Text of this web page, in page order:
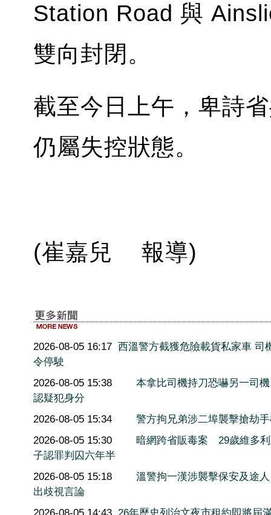
Station Road 與
雙向封閉。
截至今日上午，卑詩
仍屬失控狀態。
(崔嘉兒 報導)
2026-08-05 16:17 西溫警方截獲危險載貨私家車 司
令停駛
2026-08-05 15:38
本拿比司機持刀恐嚇另一司
認疑犯身分
2026-08-05 15:34
警方拘兄弟涉二埠襲擊搶劫
2026-08-05 15:30
暗網跨省販毒案 29歲維多
子認罪判囚六年半
2026-08-05 15:18
溫警拘一漢涉襲擊保安及途
出歧視言論
2026-08-05 14:43 26年歷史列治文夜市租約即將屆